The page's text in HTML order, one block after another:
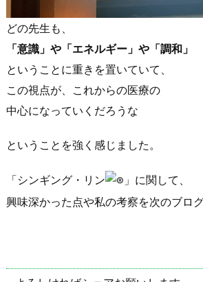
どの先生も、
「意識」や「エネルギー」や「調和」
ということに重きを置いていて、
この視点が、これからの医療の
中心になっていくだろうな
ということを強く感じました。
「シンギング・リン
」に関して、
興味深かった点や私の考察を次のブロ